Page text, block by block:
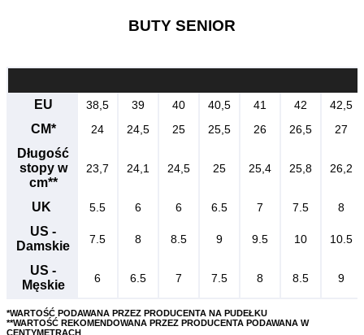
BUTY SENIOR
EU 38,5 39 40 40,5 41 42 42,5
CM* 24 24,5 25 25,5 26 26,5 27
Długość
stopy w
cm**
23,7 24,1 24,5 25 25,4 25,8 26,2
UK 5.5 6 6 6.5 7 7.5 8
US -
Damskie
7.5 8 8.5 9 9.5 10 10.5
US -
Męskie
6 6.5 7 7.5 8 8.5 9
*WARTOŚĆ PODAWANA PRZEZ PRODUCENTA NA PUDEŁKU
**WARTOŚĆ REKOMENDOWANA PRZEZ PRODUCENTA PODAWANA W
CENTYMETRACH